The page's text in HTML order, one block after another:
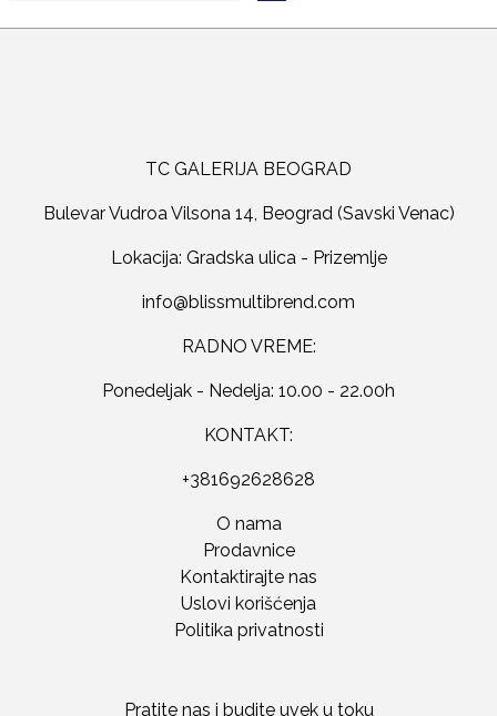
TC GALERIJA BEOGRAD
Bulevar Vudroa Vilsona 14, Beograd (Savski Venac)
Lokacija: Gradska ulica - Prizemlje
RADNO VREME:
Ponedeljak - Nedelja: 10.00 - 22.00h
KONTAKT:
+381692628628
O nama
Prodavnice
Kontaktirajte nas
Uslovi korišćenja
Politika privatnosti
Pratite nas i budite uvek u toku